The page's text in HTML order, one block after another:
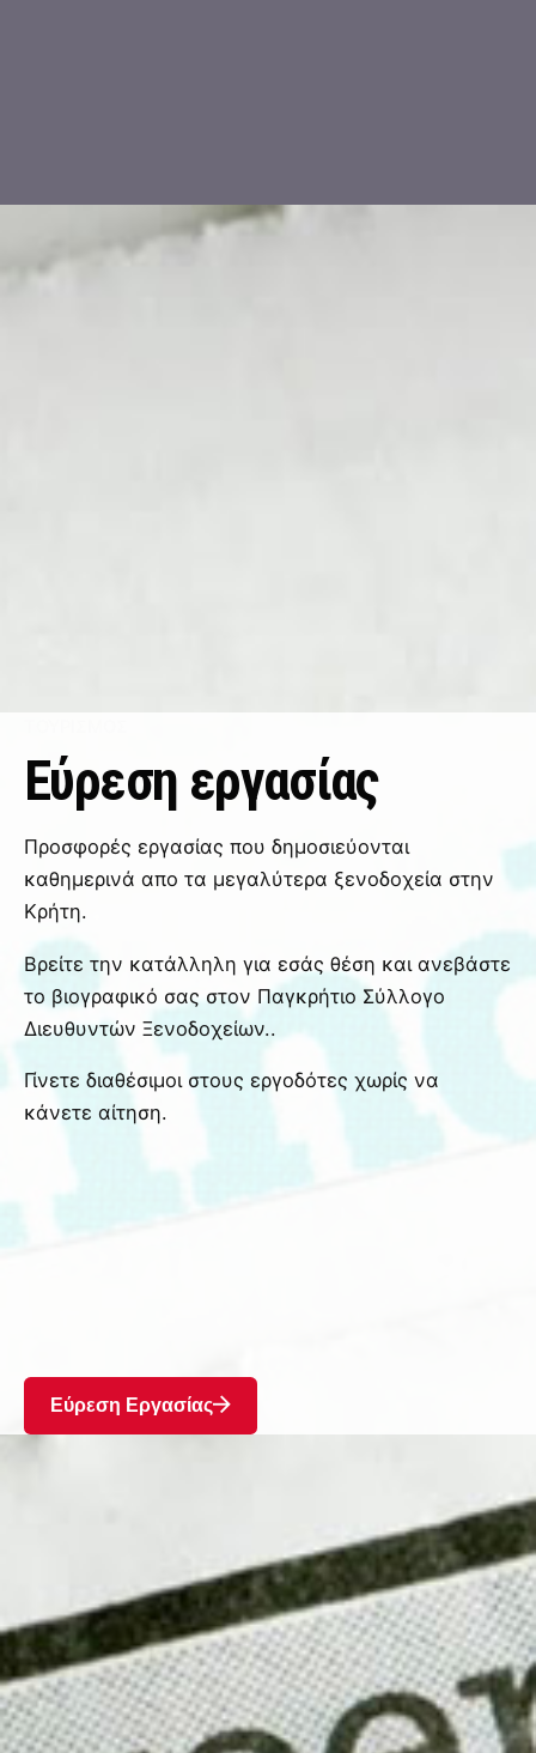
Εύρεση εργασίας
Προσφορές εργασίας που δημοσιεύονται
καθημερινά απο τα μεγαλύτερα ξενοδοχεία στην
Κρήτη.
Βρείτε την κατάλληλη για εσάς θέση και ανεβάστε
το βιογραφικό σας στον Παγκρήτιο Σύλλογο
Διευθυντών Ξενοδοχείων..
Γίνετε διαθέσιμοι στους εργοδότες χωρίς να
κάνετε αίτηση.
Εύρεση Εργασίας